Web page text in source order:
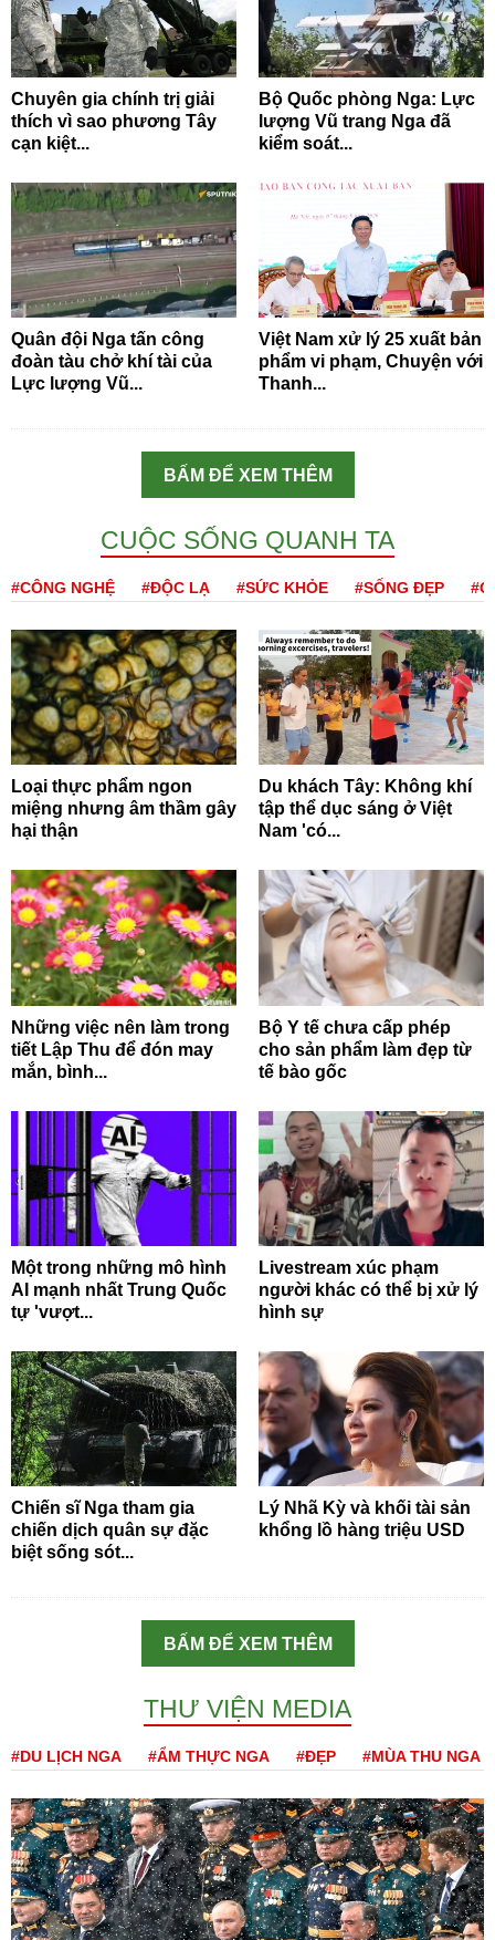
Chuyên gia chính trị giải
thích vì sao phương Tây
cạn kiệt...
Bộ Quốc phòng Nga: Lực
lượng Vũ trang Nga đã
kiểm soát...
Quân đội Nga tấn công
đoàn tàu chở khí tài của
Lực lượng Vũ...
Việt Nam xử lý 25 xuất bản
phẩm vi phạm, Chuyện với
Thanh...
BẤM ĐỂ XEM THÊM
CUỘC SỐNG QUANH TA
#CÔNG NGHỆ #ĐỘC LẠ #SỨC KHỎE #SỐNG ĐẸP
Loại thực phẩm ngon
miệng nhưng âm thầm gây
hại thận
Du khách Tây: Không khí
tập thể dục sáng ở Việt
Nam 'có...
Những việc nên làm trong
tiết Lập Thu để đón may
mắn, bình...
Bộ Y tế chưa cấp phép
cho sản phẩm làm đẹp từ
tế bào gốc
Một trong những mô hình
AI mạnh nhất Trung Quốc
tự 'vượt...
Livestream xúc phạm
người khác có thể bị xử lý
hình sự
Chiến sĩ Nga tham gia
chiến dịch quân sự đặc
biệt sống sót...
Lý Nhã Kỳ và khối tài sản
khổng lồ hàng triệu USD
BẤM ĐỂ XEM THÊM
THƯ VIỆN MEDIA
#DU LỊCH NGA #ẨM THỰC NGA #ĐẸP #MÙA THU NGA